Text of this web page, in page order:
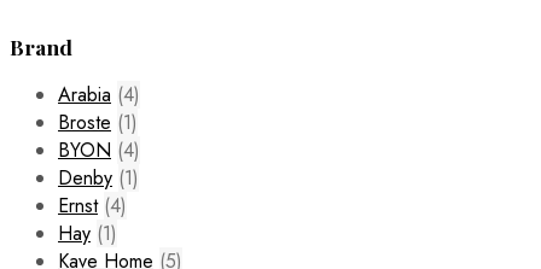
Brand
Arabia (4)
Broste (1)
BYON (4)
Denby (1)
Ernst (4)
Hay (1)
Kave Home (5)